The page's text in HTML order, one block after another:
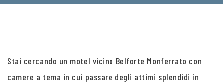
Stai cercando un motel vicino Belforte Monferrato con
camere a tema in cui passare degli attimi splendidi in